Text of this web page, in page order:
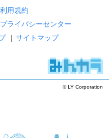
利用規約
プライバシーセンター
| サイトマップ
© LY Corporation